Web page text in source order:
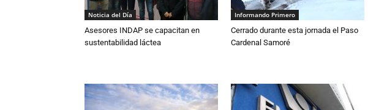
Noticia del Día
Asesores INDAP se capacitan en
sustentabilidad láctea
Informando Primero
Cerrado durante esta jornada el Paso
Cardenal Samoré